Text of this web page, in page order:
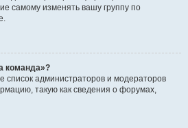
самому изменять вашу группу по
команда»?
список администраторов и модераторов
такую как сведения о форумах,